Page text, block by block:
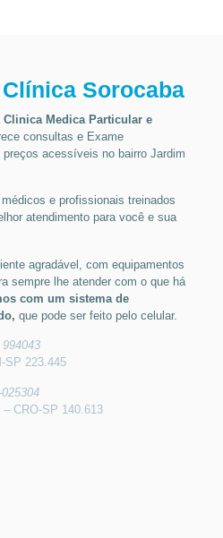
Sorocaba
Clinica Medica Particular e
consultas e Exame
preços acessíveis no bairro Jardim
e profissionais treinados
atendimento para você e sua
agradável, com equipamentos
sempre lhe atender com o que há
com um sistema de
que pode ser feito pelo celular.
SP 223.445
CRO-SP 140.613